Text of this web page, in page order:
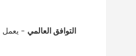
التوافق العالمي - يعمل